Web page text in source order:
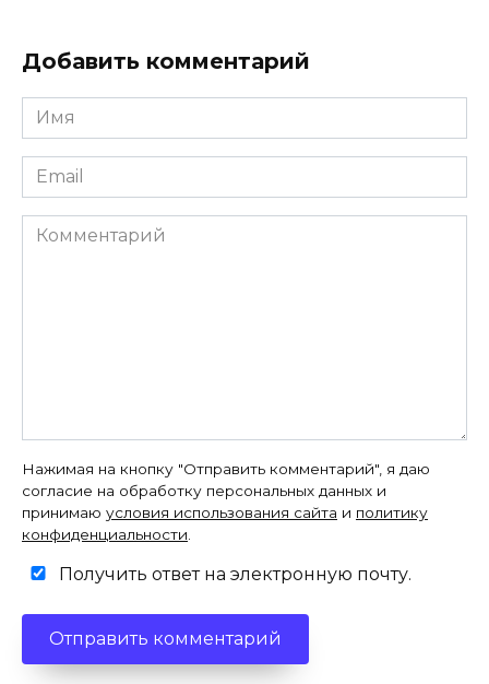
Добавить комментарий
Имя
*
Email
*
Комментарий
Нажимая на кнопку "Отправить комментарий", я даю
согласие на обработку персональных данных и
принимаю условия использования сайта и политику
конфиденциальности.
Получить ответ на электронную почту.